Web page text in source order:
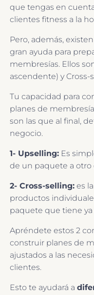
que tengas en
clientes fitness a la
Pero, además, existen
gran ayuda para
membresías. Ellos
ascendente) y
Tu capacidad para
planes de
son las que al final,
negocio.
1- Upselling: Es
de un paquete a otro
2- Cross-selling: es
productos
paquete que tiene
Apréndete estos 2
construir planes de
ajustados a las
clientes.
Esto te ayudará a